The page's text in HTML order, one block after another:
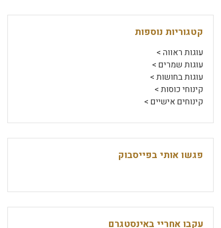
קטגוריות נוספות
עוגות ראווה >
עוגות שמרים >
עוגות בחושות >
קינוחי כוסות >
קינוחים אישיים >
פגשו אותי בפייסבוק
עקבו אחריי באינסטגרם